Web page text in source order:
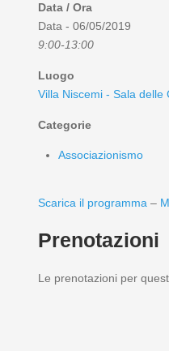
Data / Ora
Data - 06/05/2019
9:00-13:00
Luogo
Villa Niscemi - Sala delle
Categorie
Associazionismo
Scarica il programma –
Prenotazioni
Le prenotazioni per